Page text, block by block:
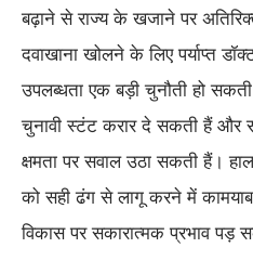
बढ़ाने से राज्य के खजाने पर
दवाखाना खोलने के लिए पर्याप्त
उपलब्धता एक बड़ी चुनौती हो सकती
चुनावी स्टंट करार दे सकती हैं और
क्षमता पर सवाल उठा सकती हैं।
को सही ढंग से लागू करने में
विकास पर सकारात्मक प्रभाव पड़